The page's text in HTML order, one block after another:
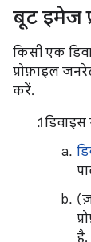
बूट इमेज
किसी एक
प्रोफ़ाइल
करें.
है.